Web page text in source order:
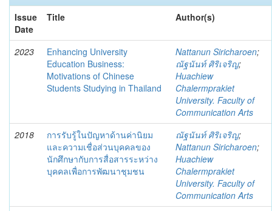
Issue
Date
Title Author(s)
2023
Enhancing University
Education Business:
Motivations of Chinese
Students Studying in Thailand
Nattanun Siricharoen;
ณัฐนันท์ ศิริเจริญ;
Huachiew
Chalermprakiet
University. Faculty of
Communication Arts
2018
การรับรู้ในปัญหาด้านค่านิยม
และความเชื่อส่วนบุคคลของ
นักศึกษากับการสื่อสารระหว่าง
บุคคลเพื่อการพัฒนาชุมชน
ณัฐนันท์ ศิริเจริญ;
Nattanun Siricharoen;
Huachiew
Chalermprakiet
University. Faculty of
Communication Arts